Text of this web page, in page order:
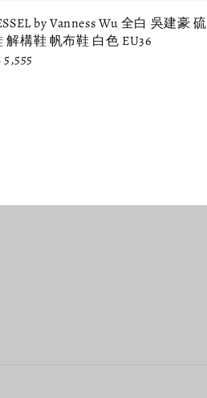
by Vanness Wu 全白 吳建豪 硫
解構鞋 帆布鞋 白色 EU36